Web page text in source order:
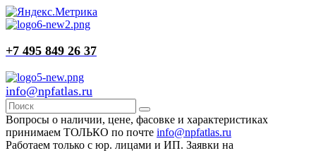
+7 495 849 26 37
info@npfatlas.ru
Вопросы о наличии, цене, фасовке и характеристиках
принимаем ТОЛЬКО по почте info@npfatlas.ru
Работаем только с юр. лицами и ИП. Заявки на